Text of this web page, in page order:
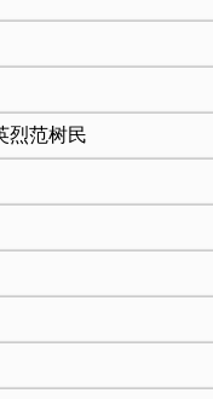
烈范树民